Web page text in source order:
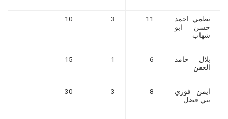
نظمي احمد
حسن ابو
شهاب
11
3
10
بلال حامد
العفن
6
1
15
ايمن فوزي
بني فضل
8
3
30